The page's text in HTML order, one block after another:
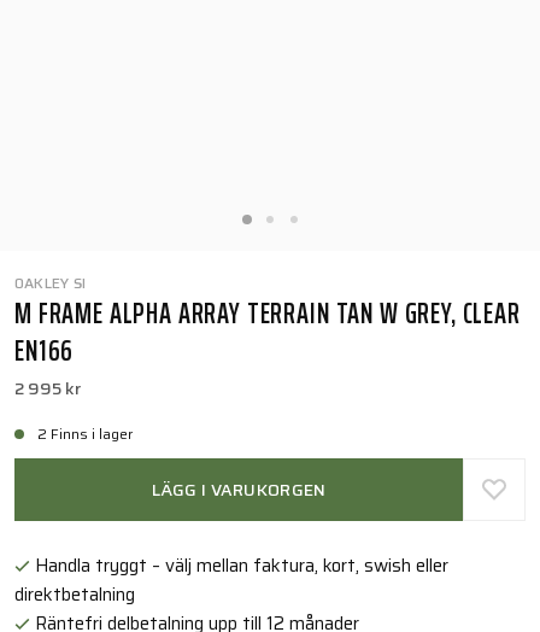
OAKLEY SI
M FRAME ALPHA ARRAY TERRAIN TAN W GREY, CLEAR
EN166
2 995 kr
2 Finns i lager
LÄGG I VARUKORGEN
Handla tryggt – välj mellan faktura, kort, swish eller
direktbetalning
Räntefri delbetalning upp till 12 månader